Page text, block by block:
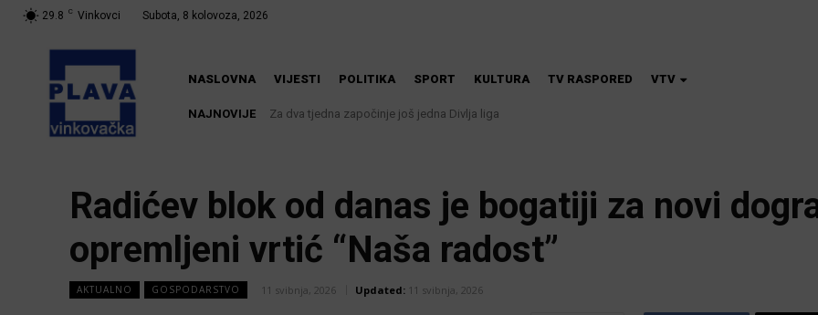
29.8 C Vinkovci Subota, 8 kolovoza, 2026
NASLOVNA VIJESTI POLITIKA SPORT KULTURA TV RASPORED VTV
NAJNOVIJEZa dva tjedna započinje još jedna Divlja liga
U Županji održana Ljetna škola magije
Radićev blok od danas je bogatiji za novi
opremljeni vrtić “Naša radost”
AKTUALNO GOSPODARSTVO 11 svibnja, 2026 Updated: 11 svibnja, 2026